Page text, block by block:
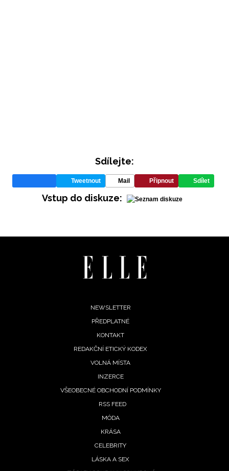
Sdílejte:
Tweetnout Mail Připnout Sdílet
Vstup do diskuze:
NEWSLETTER
PŘEDPLATNÉ
KONTAKT
REDAKČNÍ ETICKÝ KODEX
VOLNÁ MÍSTA
INZERCE
VŠEOBECNÉ OBCHODNÍ PODMÍNKY
RSS FEED
MÓDA
KRÁSA
CELEBRITY
LÁSKA A SEX